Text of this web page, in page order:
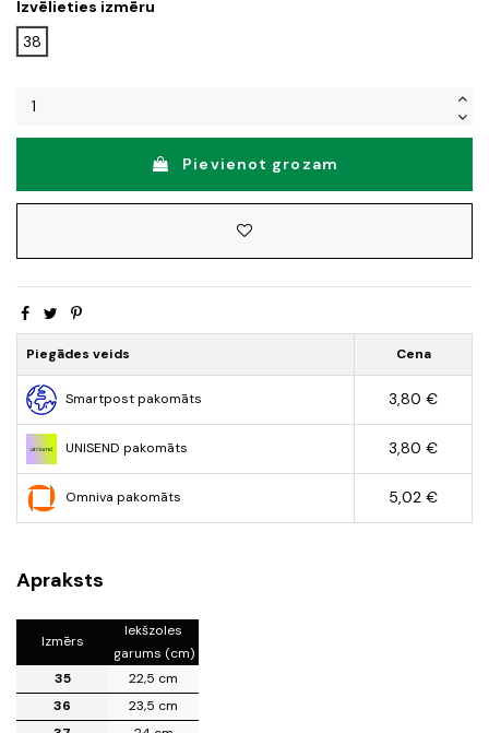
Izvēlieties izmēru
38
Pievienot grozam
Piegādes veids Cena
Smartpost pakomāts 3,80 €
UNISEND pakomāts 3,80 €
Omniva pakomāts 5,02 €
Apraksts
Izmērs
Iekšzoles
garums (cm)
35
22,5 cm
36
23,5 cm